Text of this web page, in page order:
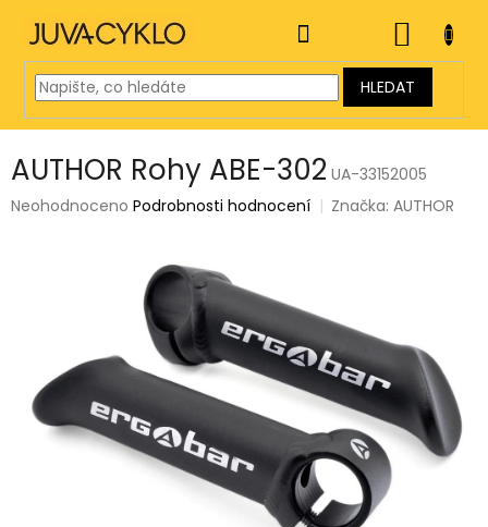
obsah
HLEDAT
KOŠÍK
AUTHOR Rohy ABE-302 UA-33152005
Průměrné
Neohodnoceno Podrobnosti hodnocení Značka:AUTHOR